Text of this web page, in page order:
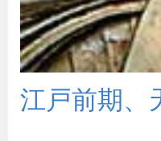
江戸前期、